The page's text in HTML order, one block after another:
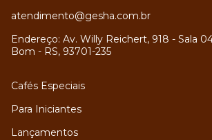
atendimento@gesha.com.br
Endereço: Av. Willy Reichert, 918 - Sala
Bom - RS, 93701-235
Cafés Especiais
Para Iniciantes
Lançamentos